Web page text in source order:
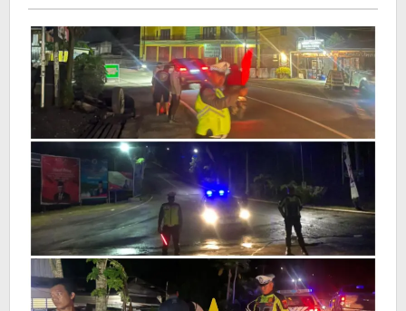
Traffic
Blok
Star